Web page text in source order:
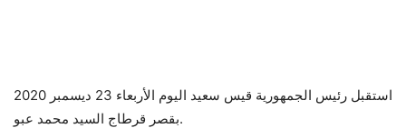
استقبل رئيس الجمهورية قيس سعيد اليوم الأربعاء 23 ديسمبر 2020
بقصر قرطاج السيد محمد عبو.